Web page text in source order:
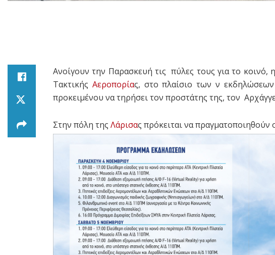
Ανοίγουν την Παρασκευή τις πύλες τους για το κοινό, η
Τακτικής Αεροπορίας, στο πλαίσιο των ν
προκειμένου να τηρήσει τον προστάτης της, τον
Στην πόλη της Λάρισας πρόκειται να πραγματοποιηθούν